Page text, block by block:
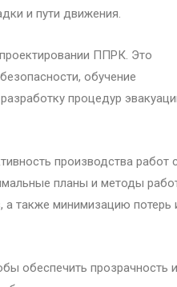
и пути движения.
ППРК. Это
обучение
процедур
производства работ
планы и методы
а также минимизацию потерь
обеспечить прозрачность и